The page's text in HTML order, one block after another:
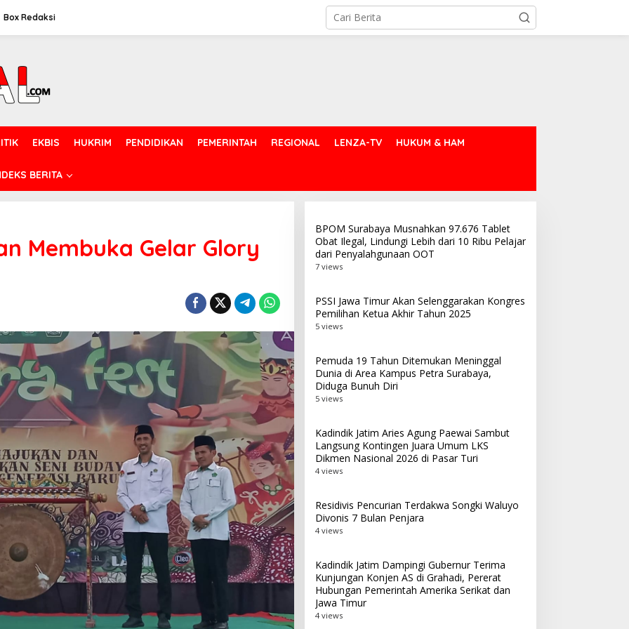
Box Redaksi
EKBIS HUKRIM PENDIDIKAN PEMERINTAH REGIONAL LENZA-TV HUKUM & HAM
BERITA
Membuka Gelar Glory
BPOM Surabaya Musnahkan 97.676 Tablet
Obat Ilegal, Lindungi Lebih dari 10 Ribu Pelajar
dari Penyalahgunaan OOT
7 views
PSSI Jawa Timur Akan Selenggarakan Kongres
Pemilihan Ketua Akhir Tahun 2025
5 views
Pemuda 19 Tahun Ditemukan Meninggal
Dunia di Area Kampus Petra Surabaya,
Diduga Bunuh Diri
5 views
Kadindik Jatim Aries Agung Paewai Sambut
Langsung Kontingen Juara Umum LKS
Dikmen Nasional 2026 di Pasar Turi
4 views
Residivis Pencurian Terdakwa Songki Waluyo
Divonis 7 Bulan Penjara
4 views
Kadindik Jatim Dampingi Gubernur Terima
Kunjungan Konjen AS di Grahadi, Pererat
Hubungan Pemerintah Amerika Serikat dan
Jawa Timur
4 views